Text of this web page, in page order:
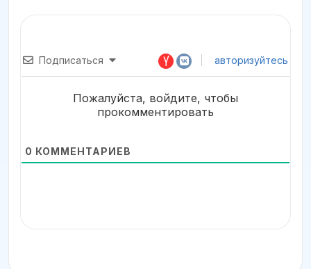
Подписаться авторизуйтесь
Пожалуйста, войдите, чтобы
прокомментировать
0 КОММЕНТАРИЕВ